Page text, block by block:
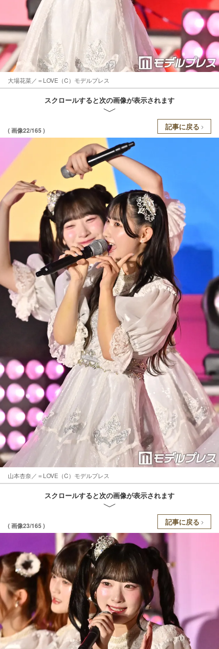
大場花菜／＝LOVE（C）モデルプレス
スクロールすると次の画像が表示されます
( 画像22/165 ) 記事に戻る
山本杏奈／＝LOVE（C）モデルプレス
スクロールすると次の画像が表示されます
( 画像23/165 ) 記事に戻る